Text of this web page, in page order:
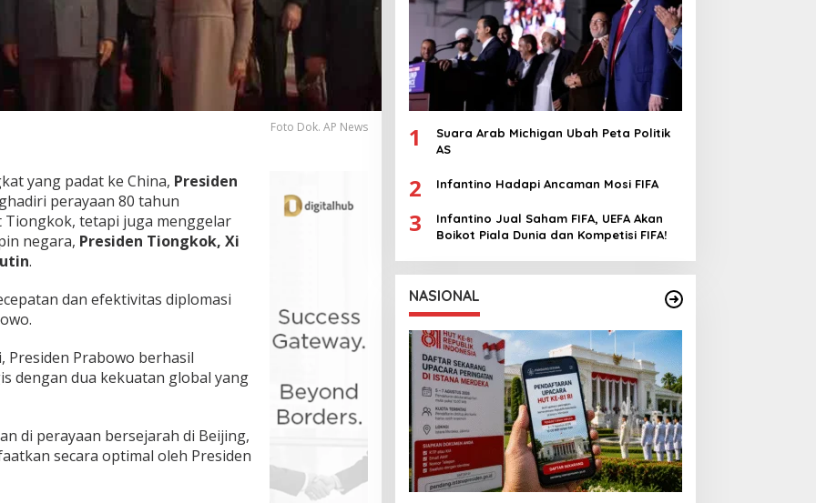
Foto Dok. AP News
yang padat ke China, Presiden
perayaan 80 tahun
tetapi juga menggelar
negara, Presiden Tiongkok, Xi
.
dan efektivitas diplomasi
Presiden Prabowo berhasil
dengan dua kekuatan global yang
di perayaan bersejarah di Beijing,
secara optimal oleh Presiden
1
Suara Arab Michigan Ubah Peta Politik
AS
2 Infantino Hadapi Ancaman Mosi FIFA
3
Infantino Jual Saham FIFA, UEFA Akan
Boikot Piala Dunia dan Kompetisi FIFA!
NASIONAL